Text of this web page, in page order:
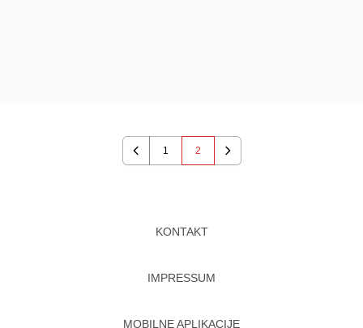
Previous
1 2
Next
KONTAKT
IMPRESSUM
MOBILNE APLIKACIJE